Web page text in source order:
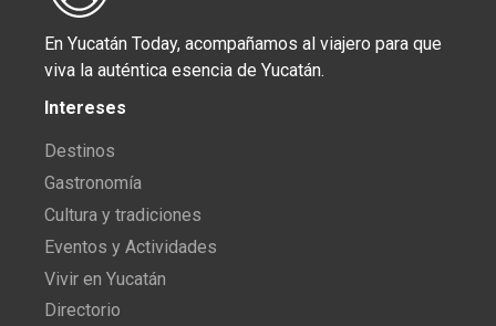
En Yucatán Today, acompañamos al viajero para que
viva la auténtica esencia de Yucatán.
Intereses
Destinos
Gastronomía
Cultura y tradiciones
Eventos y Actividades
Vivir en Yucatán
Directorio